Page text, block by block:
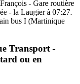
- Gare routière
- la Laugier à 07:27.
bus I (Martinique
Transport -
ou en